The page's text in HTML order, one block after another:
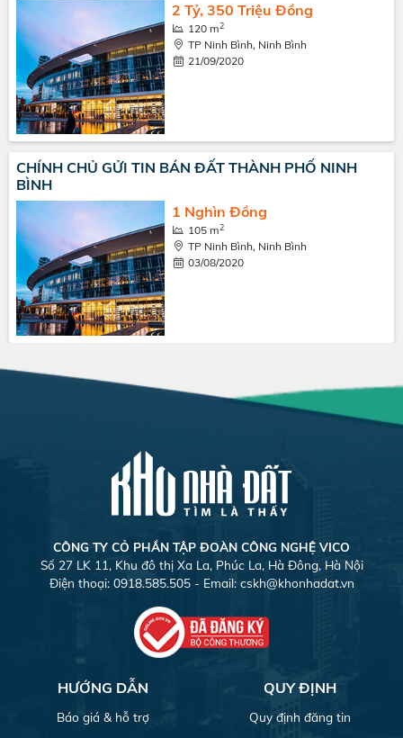
2 Tỷ, 350 Triệu Đồng
120 m2
TP Ninh Bình, Ninh Bình
21/09/2020
CHÍNH CHỦ GỬI TIN BÁN ĐẤT THÀNH PHỐ NINH
BÌNH
1 Nghìn Đồng
105 m2
TP Ninh Bình, Ninh Bình
03/08/2020
CÔNG TY CỎ PHẦN TẬP ĐOÀN CÔNG NGHỆ VICO
Số 27 LK 11, Khu đô thị Xa La, Phúc La, Hà Đông, Hà Nội
Điện thoại: 0918.585.505 - Email: cskh@khonhadat.vn
HƯỚNG DẪN
Báo giá & hỗ trợ
QUY ĐỊNH
Quy định đăng tin